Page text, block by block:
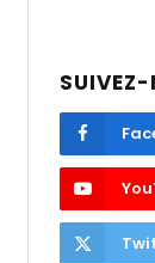
SUIVEZ-